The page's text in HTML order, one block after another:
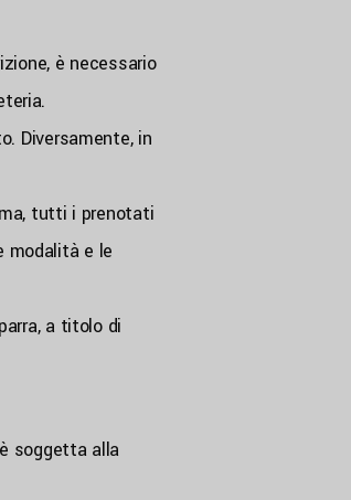
è necessario
Diversamente, in
tutti i prenotati
modalità e le
a titolo di
soggetta alla